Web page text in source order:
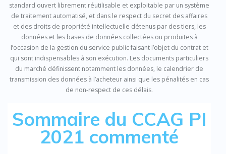
standard ouvert librement réutilisable et exploitable par un système
de traitement automatisé, et dans le respect du secret des affaires
et des droits de propriété intellectuelle détenus par des tiers, les
données et les bases de données collectées ou produites à
l’occasion de la gestion du service public faisant l’objet du contrat et
qui sont indispensables à son exécution. Les documents particuliers
du marché définissent notamment les données, le calendrier de
transmission des données à l’acheteur ainsi que les pénalités en cas
de non-respect de ces délais.
Sommaire du CCAG PI
2021 commenté